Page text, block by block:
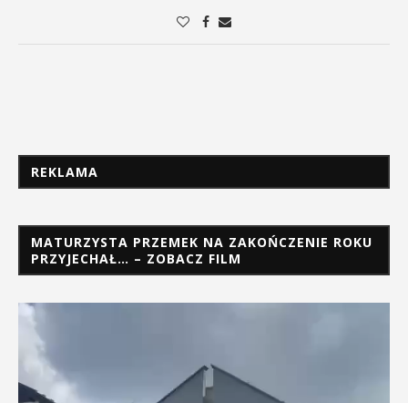
REKLAMA
MATURZYSTA PRZEMEK NA ZAKOŃCZENIE ROKU
PRZYJECHAŁ… – ZOBACZ FILM
Odtwarzacz